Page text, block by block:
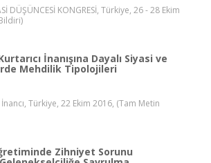
DÜŞÜNCESİ KONGRESİ, Türkiye, 26 - 28 Ekim
İnanışına Dayalı Siyasi ve
Mehdilik Tipolojileri
Türkiye, 22 Ekim 2016, (Tam Metin
Zihniyet Sorunu